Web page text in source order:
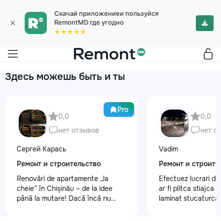
×
Скачай приложениеи пользуйся
RemontMD где угодно
★★★★★
Здесь можешь быть и ты
Pro
0,0
нет отзывов
Сергей Карась
Ремонт и строительство
Renovări de apartamente „la
cheie” în Chișinău – de la idee
până la mutare! Dacă încă nu
0,0
нет
Vadim
Ремонт и
Efectuez lucrari
ar fi plitca stiajca
laminat